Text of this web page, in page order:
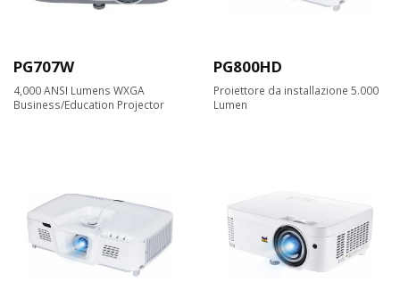
PG707W
4,000 ANSI Lumens WXGA
Business/Education Projector
PG800HD
Proiettore da installazione 5.000
Lumen